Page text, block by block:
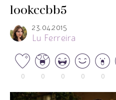
lookccbb5
23.04.2015
Lu Ferreira
0 0 0 0 0